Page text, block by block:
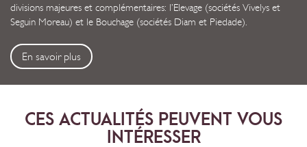
divisions majeures et complémentaires: l’Elevage (sociétés Vivelys et
Seguin Moreau) et le Bouchage (sociétés Diam et Piedade).
En savoir plus
CES ACTUALITÉS PEUVENT VOUS
INTÉRESSER